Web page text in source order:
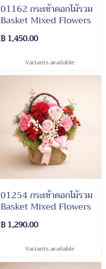
01162 กระเช้าดอกไม้รวม
Basket Mixed Flowers
฿ 1,450.00
Variants available
01254 กระเช้าดอกไม้รวม
Basket Mixed Flowers
฿ 1,290.00
Variants available